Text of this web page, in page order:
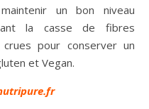
un bon niveau
la casse de fibres
pour conserver un
et Vegan.